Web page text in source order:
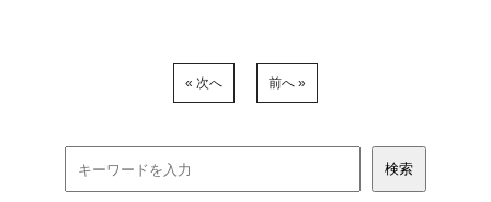
« 次へ 前へ »